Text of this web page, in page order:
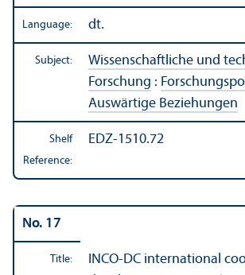
Language: dt.
Subject:
Wissenschaftliche und
Forschung :
Auswärtige Beziehungen
Shelf
Reference:
EDZ-1510.72
No. 17
Title:
INCO-DC international